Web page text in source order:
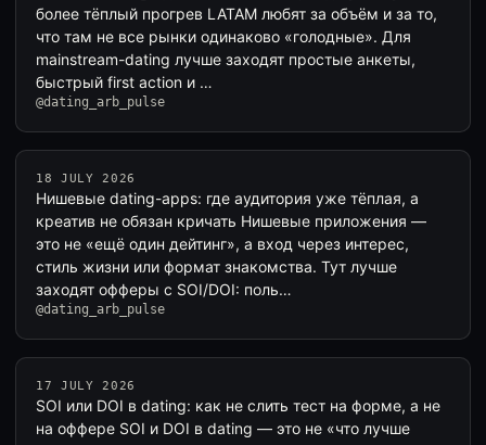
более тёплый прогрев LATAM любят за объём и за то,
что там не все рынки одинаково «голодные». Для
mainstream-dating лучше заходят простые анкеты,
быстрый first action и …
@dating_arb_pulse
18 JULY 2026
Нишевые dating-apps: где аудитория уже тёплая, а
креатив не обязан кричать Нишевые приложения —
это не «ещё один дейтинг», а вход через интерес,
стиль жизни или формат знакомства. Тут лучше
заходят офферы с SOI/DOI: поль…
@dating_arb_pulse
17 JULY 2026
SOI или DOI в dating: как не слить тест на форме, а не
на оффере SOI и DOI в dating — это не «что лучше